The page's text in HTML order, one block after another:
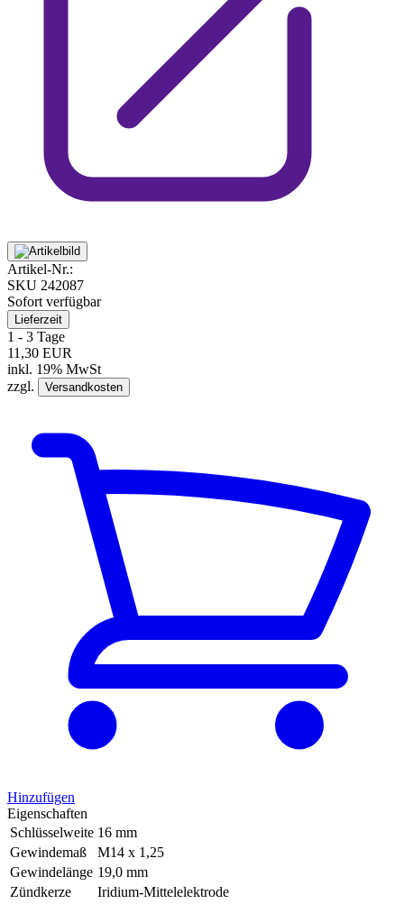
Artikel-Nr.:
SKU 242087
Sofort verfügbar
Lieferzeit
1 - 3 Tage
11,30 EUR
inkl. 19% MwSt
zzgl.
Versandkosten
Hinzufügen
Eigenschaften
Schlüsselweite 16 mm
Gewindemaß
M14 x 1,25
Gewindelänge 19,0 mm
Zündkerze
Iridium-Mittelelektrode